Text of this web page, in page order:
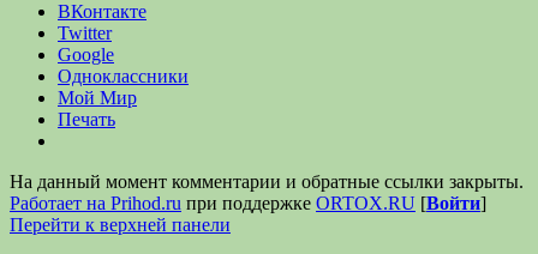
ВКонтакте
Twitter
Google
Одноклассники
Мой Мир
Печать
На данный момент комментарии и обратные ссылки закрыты.
Работает на Prihod.ru при поддержке ORTOX.RU [Войти]
Перейти к верхней панели